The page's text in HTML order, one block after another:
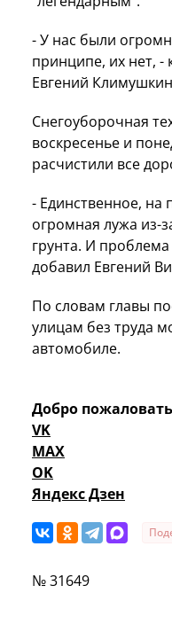
- У нас были
принципе, их нет, -
Евгений
Снегоуборочная
воскресенье и
расчистили все
- Единственное, на
огромная лужа из-
грунта. И
добавил Евгений
По словам главы
улицам без труда
автомобиле.
Добро
VK
MAX
OK
Яндекс Дзен
№ 31649